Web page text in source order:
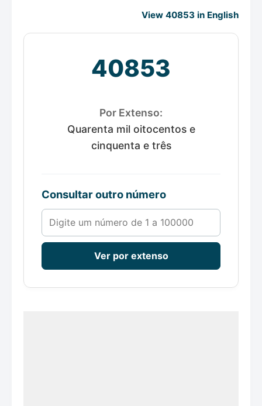
View 40853 in English
40853
Por Extenso:
Quarenta mil oitocentos e
cinquenta e três
Consultar outro número
Número de 1 a 100000
Ver por extenso